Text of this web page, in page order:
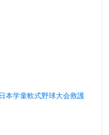
本学童軟式野球大会救護